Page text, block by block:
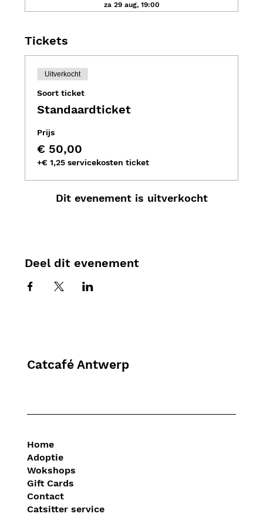
za 29 aug, 19:00
Tickets
Uitverkocht
Soort ticket
Standaardticket
Prijs
€ 50,00
+€ 1,25 servicekosten ticket
Dit evenement is uitverkocht
Deel dit evenement
Catcafé Antwerp
Home
Adoptie
Wokshops
Gift Cards
Contact
Catsitter service